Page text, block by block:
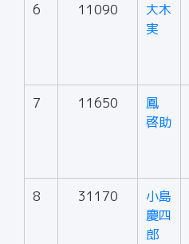
6 11090
大木
実
7 11650
鳳
啓助
8 31170
小島
慶四
郎